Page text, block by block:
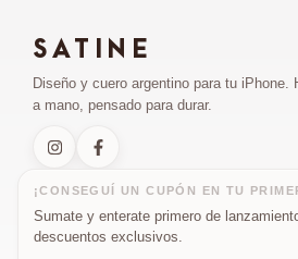
SATINE
Diseño y cuero argentino para tu iPhone.
a mano, pensado para durar.
¡CONSEGUÍ UN CUPÓN EN TU
Sumate y enterate primero de
descuentos exclusivos.
¡Hola! Soy el asistente de SATINE.
ayudarte con productos, envíos,
pagos y más. ¿En qué te doy una